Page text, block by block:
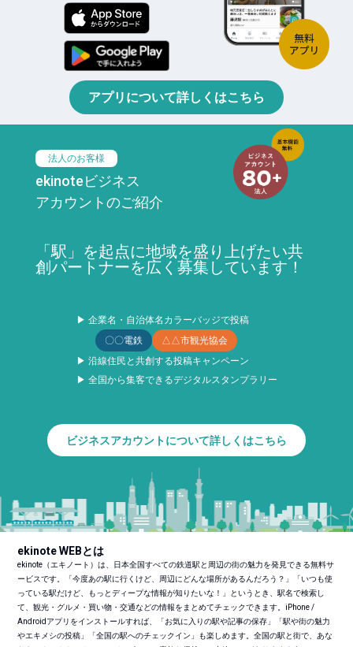
アプリについて詳しくはこちら
法人のお客様
ekinoteビジネス
アカウントのご紹介
「駅」を起点に地域を盛り上げたい共
創パートナーを広く募集しています！
▶ 企業名・自治体名カラーバッジで投稿
〇〇電鉄
△△市観光協会
▶ 沿線住民と共創する投稿キャンペーン
▶ 全国から集客できるデジタルスタンプラリー
ビジネスアカウントについて詳しくはこちら
ekinote WEBとは
ekinote（エキノート）は、日本全国すべての鉄道駅と周辺の街の魅力を発見できる無料サ
ービスです。「今度あの駅に行くけど、周辺にどんな場所があるんだろう？」「いつも使
っている駅だけど、もっとディープな情報が知りたいな！」というとき、駅名で検索し
て、観光・グルメ・買い物・交通などの情報をまとめてチェックできます。iPhone /
Androidアプリをインストールすれば、「お気に入りの駅や記事の保存」「駅や街の魅力
やエキメシの投稿」「全国の駅へのチェックイン」も楽しめます。全国の駅と街で、あな